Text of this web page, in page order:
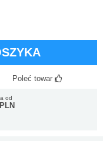
Poleć towar
od